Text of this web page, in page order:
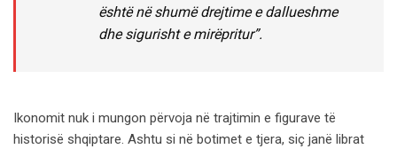
është në shumë drejtime e dallueshme
dhe sigurisht e mirëpritur”.
Ikonomit nuk i mungon përvoja në trajtimin e figurave të
historisë shqiptare. Ashtu si në botimet e tjera, siç janë librat